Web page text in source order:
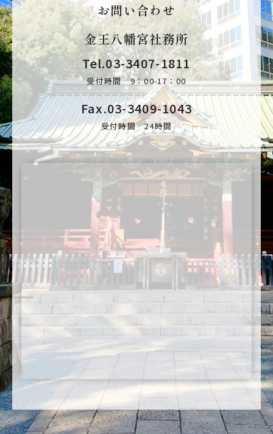
お問い合わせ
金王八幡宮社務所
Tel.03-3407-1811
受付時間 9：00-17：00
Fax.03-3409-1043
受付時間 24時間